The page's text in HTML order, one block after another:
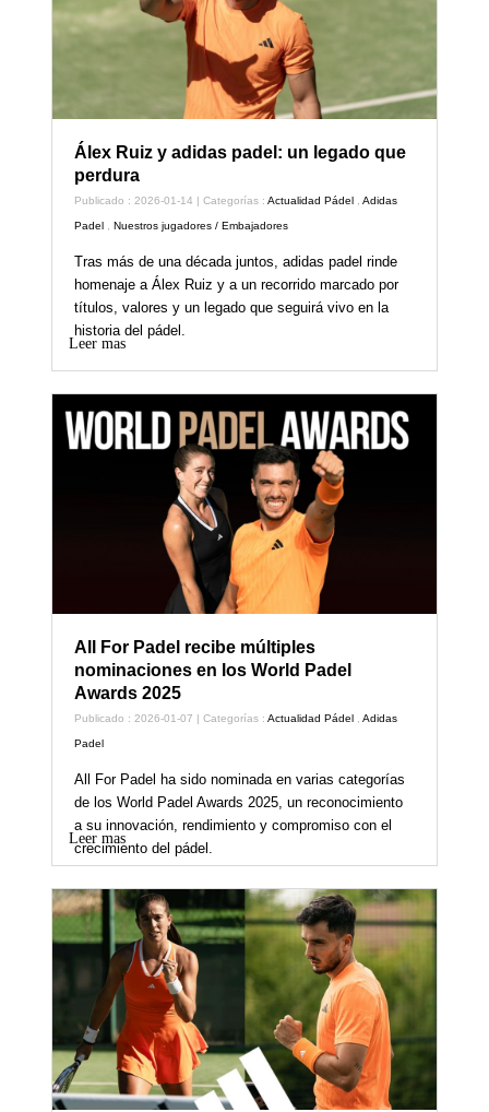
Álex Ruiz y adidas padel: un legado que
perdura
Publicado : 2026-01-14 | Categorías :Actualidad Pádel ,Adidas
Padel ,Nuestros jugadores / Embajadores
Tras más de una década juntos, adidas padel rinde
homenaje a Álex Ruiz y a un recorrido marcado por
títulos, valores y un legado que seguirá vivo en la
historia del pádel.
Leer mas
All For Padel recibe múltiples
nominaciones en los World Padel
Awards 2025
Publicado : 2026-01-07 | Categorías :Actualidad Pádel ,Adidas
Padel
All For Padel ha sido nominada en varias categorías
de los World Padel Awards 2025, un reconocimiento
a su innovación, rendimiento y compromiso con el
crecimiento del pádel.
Leer mas